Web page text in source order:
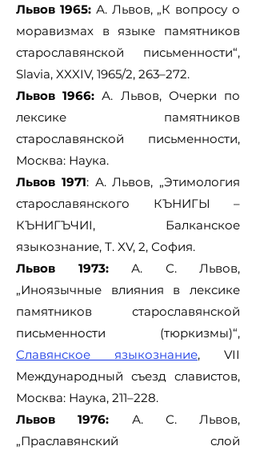
Львов 1965: А. Львов, „К вопросу о
моравизмах в языке памятников
старославянской письменности“,
Slavia, XXXIV, 1965/2, 263–272.
Львов 1966:А. Львов, Очерки по
лексике памятников
старославянской письменности,
Москва: Наука.
Львов 1971: А. Львов, „Этимология
старославянского КЪНИГЫ –
КЪНИГЪЧИI, Балканское
языкознание, Т. XV, 2, София.
Львов 1973:А. С. Львов,
„Иноязычные влияния в лексике
памятников старославянской
письменности (тюркизмы)“,
Славянское языкознание, VII
Meждународный съезд славистов,
Москва: Наука, 211–228.
Львов 1976: А. С. Львов,
„Праславянский слой